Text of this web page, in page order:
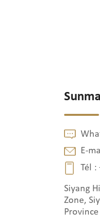
E-
Tél :
Siyang
Zone,
Province